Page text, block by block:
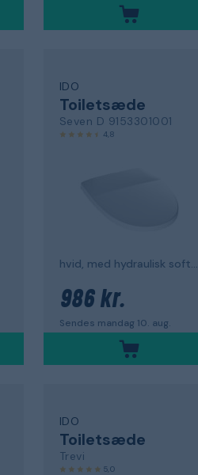
IDO
Toiletsæde
Seven D 9153301001
4,8
hvid, med hydraulisk softclose
986 kr.
Sendes mandag 10. aug.
IDO
Toiletsæde
Trevi
5,0